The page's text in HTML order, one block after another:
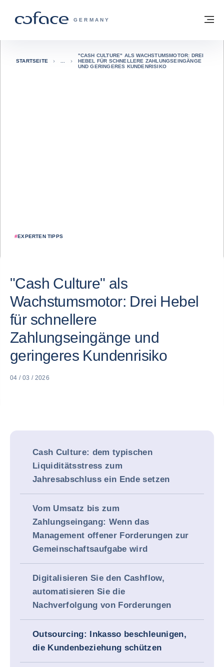
COFACE FOR TRADE - WEBSEITE DER
GERMANY
Zurück zur Startseite
#EXPERTEN TIPPS
STARTSEITE
"CASH CULTURE" ALS WACHSTUMSMOTOR: DREI
HEBEL FÜR SCHNELLERE ZAHLUNGSEINGÄNGE
UND GERINGERES KUNDENRISIKO
"Cash Culture" als
Wachstumsmotor: Drei Hebel
für schnellere
Zahlungseingänge und
geringeres Kundenrisiko
04 / 03 / 2026
Cash Culture: dem typischen
Liquiditätsstress zum
Jahresabschluss ein Ende setzen
Vom Umsatz bis zum
Zahlungseingang: Wenn das
Management offener Forderungen zur
Gemeinschaftsaufgabe wird
Digitalisieren Sie den Cashflow,
automatisieren Sie die
Nachverfolgung von Forderungen
Outsourcing: Inkasso beschleunigen,
die Kundenbeziehung schützen